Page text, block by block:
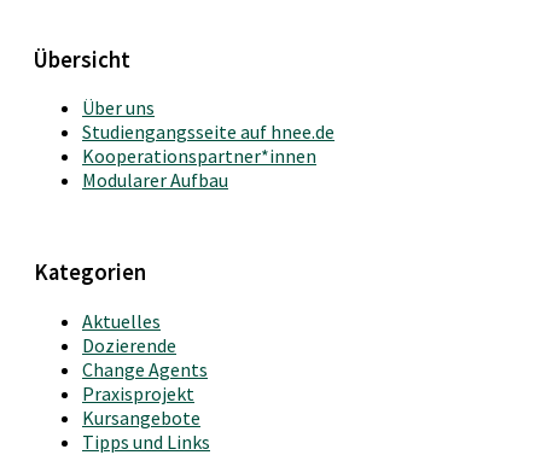
Übersicht
Über uns
Studiengangsseite auf hnee.de
Kooperationspartner*innen
Modularer Aufbau
Kategorien
Aktuelles
Dozierende
Change Agents
Praxisprojekt
Kursangebote
Tipps und Links